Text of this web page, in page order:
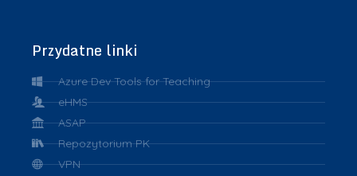
Przydatne linki
Azure Dev Tools for Teaching
eHMS
ASAP
Repozytorium PK
VPN